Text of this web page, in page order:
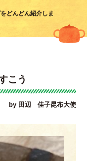
どんどん紹介しま
こう
by 田辺 佳子昆布大使
n